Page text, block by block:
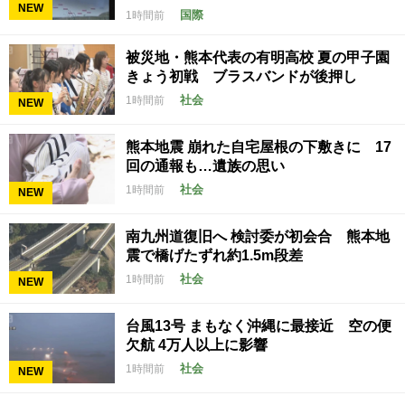
NEW
1時間前 国際
NEW
被災地・熊本代表の有明高校 夏の甲子園
きょう初戦 ブラスバンドが後押し
1時間前 社会
NEW
熊本地震 崩れた自宅屋根の下敷きに 17
回の通報も…遺族の思い
1時間前 社会
NEW
南九州道復旧へ 検討委が初会合 熊本地
震で橋げたずれ約1.5m段差
1時間前 社会
NEW
台風13号 まもなく沖縄に最接近 空の便
欠航 4万人以上に影響
1時間前 社会